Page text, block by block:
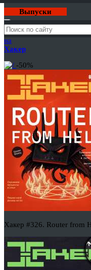
Выпуски
Годовая
подписка
на
Хакер
-50%
Хакер #326. Router from